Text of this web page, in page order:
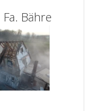
Fa. Bähre